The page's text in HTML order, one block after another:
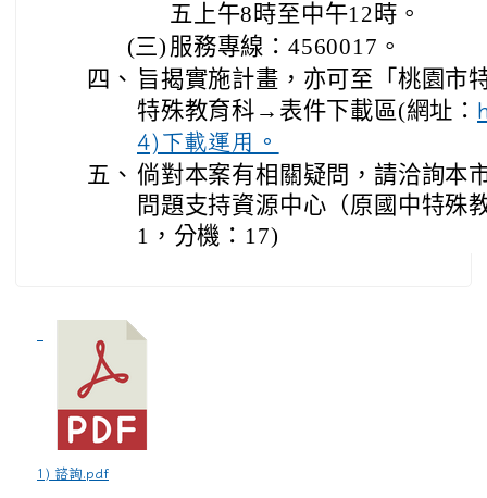
五上午8時至中午12時。
(三) 服務專線：4560017。
四、 旨揭實施計畫，亦可至「桃園市
特殊教育科→表件下載區(網址：
4)下載運用。
五、 倘對本案有相關疑問，請洽詢本
問題支持資源中心（原國中特殊
1，分機：17)
1) 諮詢.pdf